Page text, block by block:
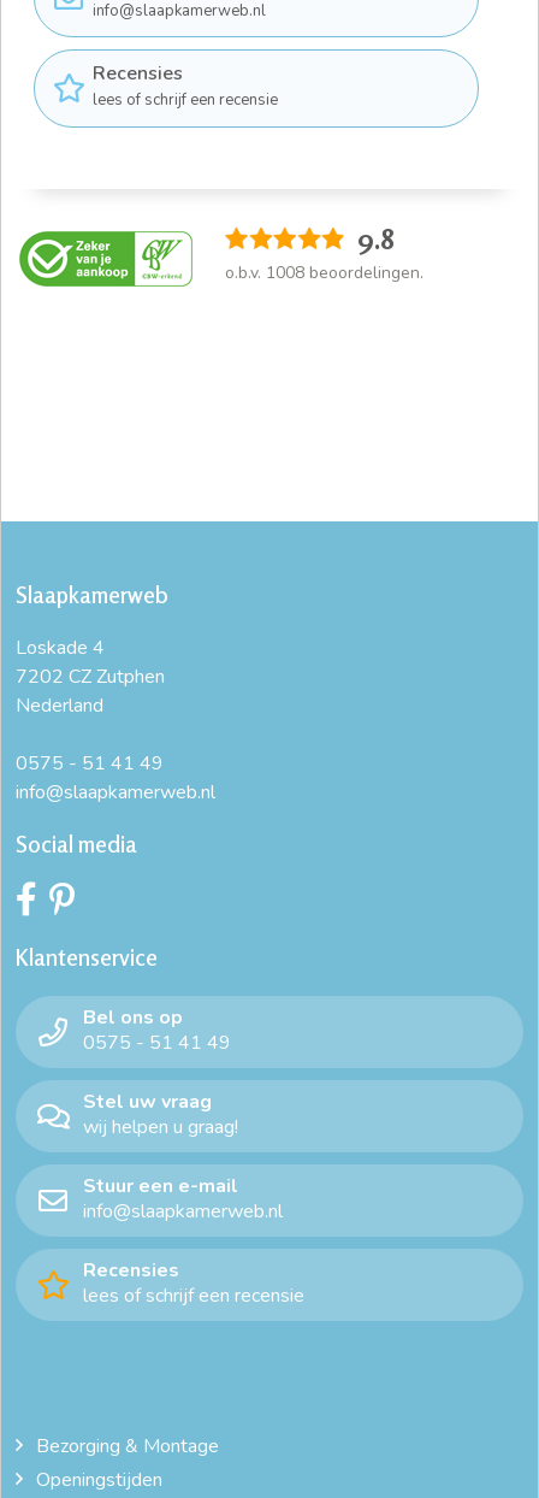
info@slaapkamerweb.nl
Recensies
lees of schrijf een recensie
9.8
o.b.v. 1008 beoordelingen.
Slaapkamerweb
Loskade 4
7202 CZ Zutphen
Nederland
0575 - 51 41 49
info@slaapkamerweb.nl
Social media
Klantenservice
Bel ons op
0575 - 51 41 49
Stel uw vraag
wij helpen u graag!
Stuur een e-mail
info@slaapkamerweb.nl
Recensies
lees of schrijf een recensie
Bezorging & Montage
Openingstijden